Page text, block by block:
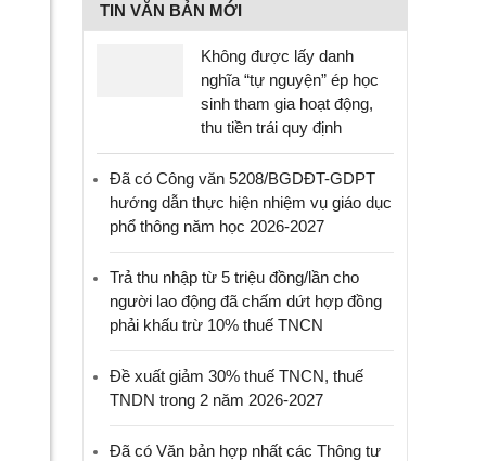
TIN VĂN BẢN MỚI
Không được lấy danh
nghĩa “tự nguyện” ép học
sinh tham gia hoạt động,
thu tiền trái quy định
Đã có Công văn 5208/BGDĐT-GDPT
hướng dẫn thực hiện nhiệm vụ giáo dục
phổ thông năm học 2026-2027
Trả thu nhập từ 5 triệu đồng/lần cho
người lao động đã chấm dứt hợp đồng
phải khấu trừ 10% thuế TNCN
Đề xuất giảm 30% thuế TNCN, thuế
TNDN trong 2 năm 2026-2027
Đã có Văn bản hợp nhất các Thông tư